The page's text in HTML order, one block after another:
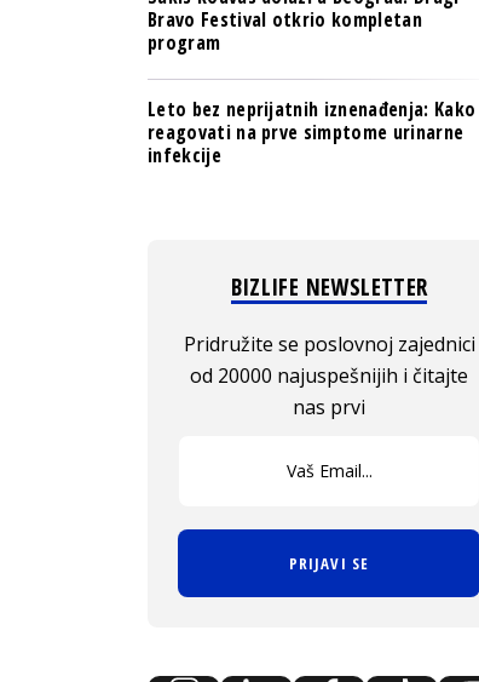
Bravo Festival otkrio kompletan
program
Leto bez neprijatnih iznenađenja: Kako
reagovati na prve simptome urinarne
infekcije
BIZLIFE NEWSLETTER
Pridružite se poslovnoj zajednici
od 20000 najuspešnijih i čitajte
nas prvi
PRIJAVI SE